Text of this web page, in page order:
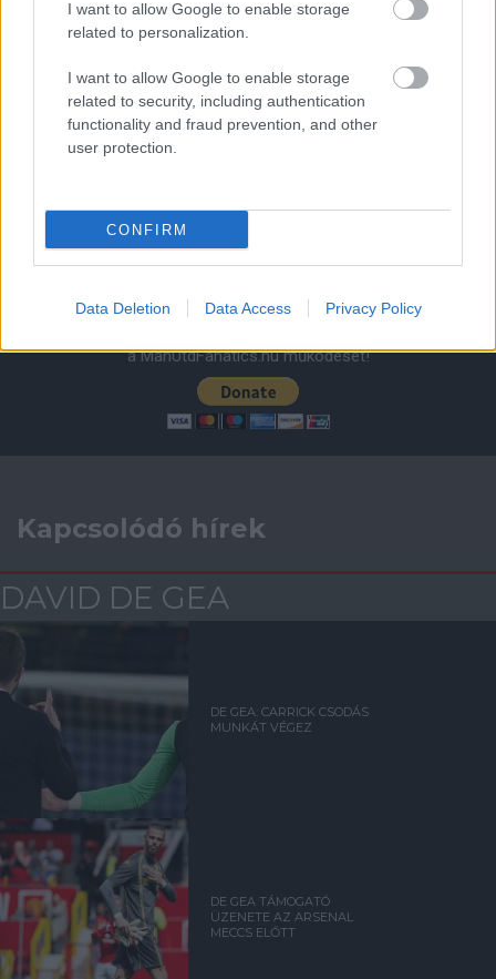
I want to allow Google to enable storage
related to personalization.
I want to allow Google to enable storage
related to security, including authentication
functionality and fraud prevention, and other
user protection.
CONFIRM
Data Deletion Data Access Privacy Policy
Leeds Unitedvs Manchester United2026-08-12 20:30
AC MilanvsManchester United2026-08-15 18:00
Támogatás
a ManUtdFanatics.hu működését!
Kapcsolódó hírek
DAVID DE GEA
DE GEA: CARRICK CSODÁS
MUNKÁT VÉGEZ
DE GEA TÁMOGATÓ
ÜZENETE AZ ARSENAL
MECCS ELŐTT